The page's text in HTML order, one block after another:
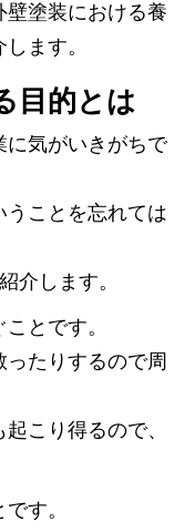
壁塗装における養
ます。
目的とは
に気がいきがちで
うことを忘れては
介します。
とです。
たりするので周
こり得るので、
す。